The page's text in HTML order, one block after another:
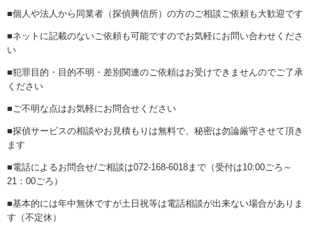
■個人や法人から同業者（探偵興信所）の方のご相談ご依頼も大歓迎です
■ネットに記載のないご依頼も可能ですのでお気軽にお問い合わせくださ
い
■犯罪目的・目的不明・差別関連のご依頼はお受けできませんのでご了承
ください
■ご不明な点はお気軽にお問合せください
■探偵サービスの相談やお見積もりは無料で、秘密は勿論厳守させて頂き
ます
■電話によるお問合せ/ご相談は072-168-6018まで（受付は10:00ごろ～
21：00ごろ）
■基本的には年中無休ですが土日祝等は電話相談が出来ない場合がありま
す（不定休）